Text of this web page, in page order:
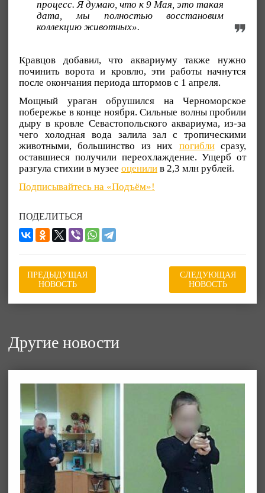
процесс. Я думаю, что к 9 Мая, это такая
дата, мы полностью восстановим
коллекцию животных».
Кравцов добавил, что аквариуму также нужно
починить ворота и кровлю, эти работы начнутся
после окончания периода штормов с 1 апреля.
Мощный ураган обрушился на Черноморское
побережье в конце ноября. Сильные волны пробили
дыру в кровле Севастопольского аквариума, из-за
чего холодная вода залила зал с тропическими
животными, большинство из них погиблисразу,
оставшиеся получили переохлаждение. Ущерб от
разгула стихии в музее оценили в 2,3 млн рублей.
Подписывайтесь на «Подъём»!
ПОДЕЛИТЬСЯ
ПРЕДЫДУЩАЯ
НОВОСТЬ
СЛЕДУЮЩАЯ
НОВОСТЬ
Другие новости